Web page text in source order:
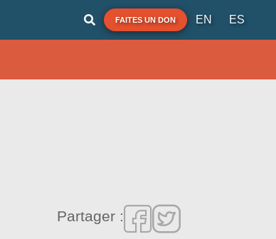
FAITES UN DON EN ES
Partager :